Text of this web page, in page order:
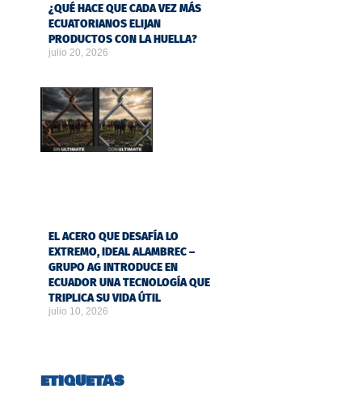
¿QUÉ HACE QUE CADA VEZ MÁS
ECUATORIANOS ELIJAN
PRODUCTOS CON LA HUELLA?
julio 20, 2026
EL ACERO QUE DESAFÍA LO
EXTREMO, IDEAL ALAMBREC –
GRUPO AG INTRODUCE EN
ECUADOR UNA TECNOLOGÍA QUE
TRIPLICA SU VIDA ÚTIL
julio 10, 2026
ETIQUETAS